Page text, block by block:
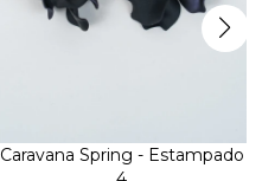
Caravana Spring - Estampado